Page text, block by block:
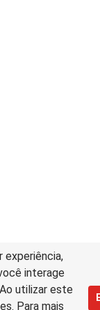
experiência,
interage
utilizar este
Para mais